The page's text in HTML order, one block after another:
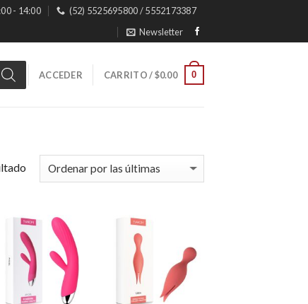
- 14:00
(52) 5525695800 / 5552173387
Newsletter
ACCEDER CARRITO /$0.00 0